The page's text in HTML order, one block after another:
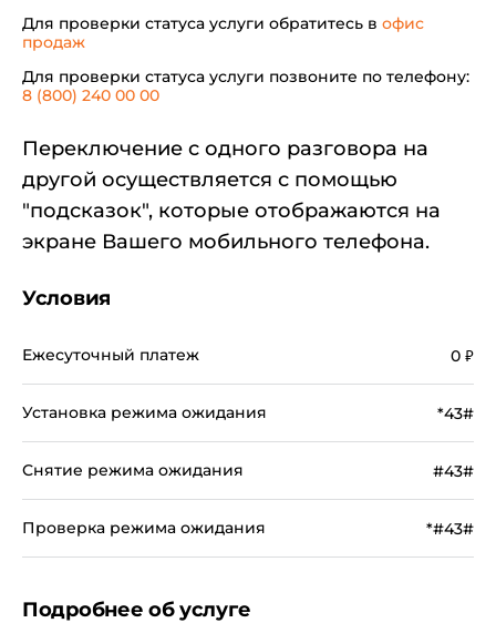
Для проверки статуса услуги обратитесь в офис
продаж
Для проверки статуса услуги позвоните по телефону:
8 (800) 240 00 00
Переключение с одного разговора на
другой осуществляется с помощью
"подсказок", которые отображаются на
экране Вашего мобильного телефона.
Условия
Ежесуточный платеж 0 ₽
Установка режима ожидания *43#
Снятие режима ожидания #43#
Проверка режима ожидания *#43#
Подробнее об услуге